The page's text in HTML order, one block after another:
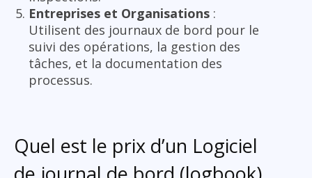
Entreprises et Organisations :
Utilisent des journaux de bord pour le
suivi des opérations, la gestion des
tâches, et la documentation des
processus.
Quel est le prix d’un Logiciel